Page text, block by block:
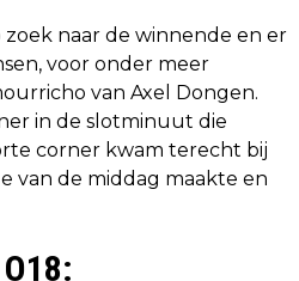
naar de winnende en er
voor onder meer
van Axel Dongen.
in de slotminuut die
corner kwam terecht bij
van de middag maakte en